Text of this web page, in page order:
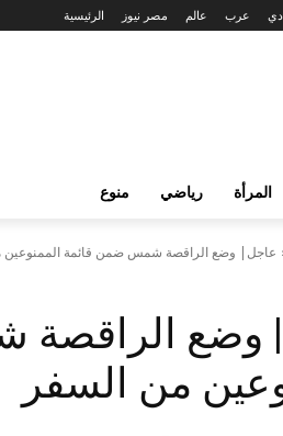
الرئيسية مصر نيوز عالم عرب
المرأة رياضي منوع
عاجل| وضع الراقصة شمس ضمن قائمة الممنوعين
وضع
من السفر